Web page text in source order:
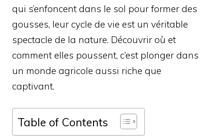
qui s’enfoncent dans le sol pour former des
gousses, leur cycle de vie est un véritable
spectacle de la nature. Découvrir où et
comment elles poussent, c’est plonger dans
un monde agricole aussi riche que
captivant.
Table of Contents